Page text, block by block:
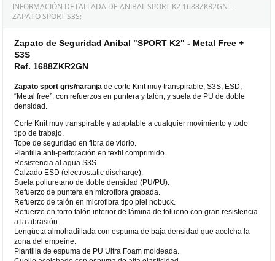
INFORMACIÓN DETALLADA DE ANIBAL SPORT K2 1688ZKR2GN -
ZAPATO SPORT S3S:
Zapato de Seguridad Anibal "SPORT K2" - Metal Free +
S3S
Ref. 1688ZKR2GN
Zapato sport gris/naranjade corte Knit muy transpirable, S3S, ESD,
“Metal free”, con refuerzos en puntera y talón, y suela de PU de doble
densidad.
Corte Knit muy transpirable y adaptable a cualquier movimiento y todo
tipo de trabajo.
Tope de seguridad en fibra de vidrio.
Plantilla anti-perforación en textil comprimido.
Resistencia al agua S3S.
Calzado ESD (electrostatic discharge).
Suela poliuretano de doble densidad (PU/PU).
Refuerzo de puntera en microfibra grabada.
Refuerzo de talón en microfibra tipo piel nobuck.
Refuerzo en forro talón interior de lámina de tolueno con gran resistencia
a la abrasión.
Lengüeta almohadillada con espuma de baja densidad que acolcha la
zona del empeine.
Plantilla de espuma de PU Ultra Foam moldeada.